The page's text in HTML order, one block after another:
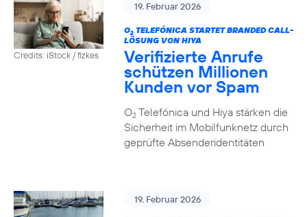
Credits: iStock / fizkes
19. Februar 2026
O2TELEFÓNICA STARTET BRANDED CALL-
LÖSUNG VON HIYA
Verifizierte Anrufe
schützen Millionen
Kunden vor Spam
O2Telefónica und Hiya stärken die
Sicherheit im Mobilfunknetz durch
geprüfte Absenderidentitäten
19. Februar 2026